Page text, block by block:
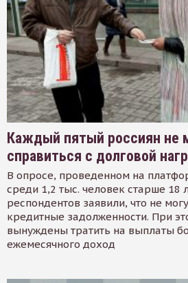
Каждый пятый россиян не
справиться с долговой
В опросе, проведенном на
среди 1,2 тыс. человек старше 18
респондентов заявили, что не
кредитные задолженности. При
вынуждены тратить на выплаты
ежемесячного доход